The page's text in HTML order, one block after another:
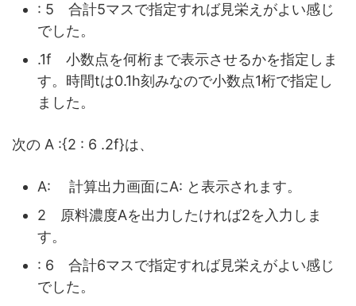
: 5 合計5マスで指定すれば見栄えがよい感じ
でした。
.1f 小数点を何桁まで表示させるかを指定しま
す。時間tは0.1h刻みなので小数点1桁で指定し
ました。
次の A :{2 : 6 .2f}は、
A: 計算出力画面にA: と表示されます。
2 原料濃度Aを出力したければ2を入力しま
す。
: 6 合計6マスで指定すれば見栄えがよい感じ
でした。